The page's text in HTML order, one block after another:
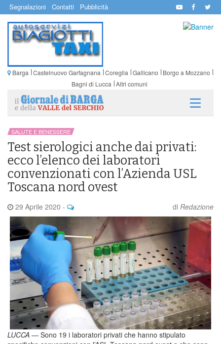
Segnalazioni Contatti Pubblicità
Barga Castelnuovo Garfagnana Coreglia Gallicano
Borgo a Mozzano
Bagni di Lucca Altri comuni
SALUTE E BENESSERE
Test sierologici anche dai privati:
ecco l’elenco dei laboratori
convenzionati con l’Azienda USL
Toscana nord ovest
29 Aprile 2020 - di Redazione
LUCCA —Sono 19 i laboratori privati che hanno stipulato